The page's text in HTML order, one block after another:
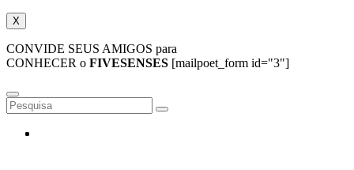
X
CONVIDE SEUS AMIGOS para
CONHECER o FIVESENSES [mailpoet_form id="3"]